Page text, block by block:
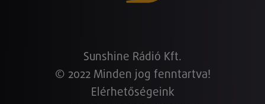
Sunshine Rádió Kft.
© 2022 Minden jog fenntartva!
Elérhetőségeink